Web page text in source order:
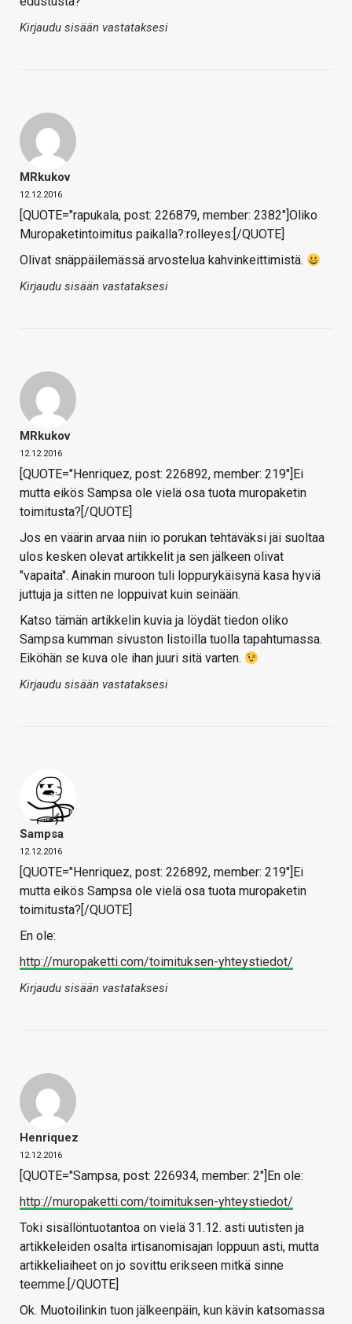
Kirjaudu sisään vastataksesi
MRkukov
12.12.2016
[QUOTE="rapukala, post: 226879, member: 2382"]Oliko
Muropaketintoimitus paikalla?:rolleyes:[/QUOTE]
Olivat snäppäilemässä arvostelua kahvinkeittimistä.
Kirjaudu sisään vastataksesi
MRkukov
12.12.2016
[QUOTE="Henriquez, post: 226892, member: 219"]Ei
mutta eikös Sampsa ole vielä osa tuota muropaketin
toimitusta?[/QUOTE]
Jos en väärin arvaa niin io porukan tehtäväksi jäi suoltaa
ulos kesken olevat artikkelit ja sen jälkeen olivat
"vapaita". Ainakin muroon tuli loppurykäisynä kasa hyviä
juttuja ja sitten ne loppuivat kuin seinään.
Katso tämän artikkelin kuvia ja löydät tiedon oliko
Sampsa kumman sivuston listoilla tuolla tapahtumassa.
Eiköhän se kuva ole ihan juuri sitä varten.
Kirjaudu sisään vastataksesi
Sampsa
12.12.2016
[QUOTE="Henriquez, post: 226892, member: 219"]Ei
mutta eikös Sampsa ole vielä osa tuota muropaketin
toimitusta?[/QUOTE]
En ole:
http://muropaketti.com/toimituksen-yhteystiedot/
Kirjaudu sisään vastataksesi
Henriquez
12.12.2016
[QUOTE="Sampsa, post: 226934, member: 2"]En ole:
http://muropaketti.com/toimituksen-yhteystiedot/
Toki sisällöntuotantoa on vielä 31.12. asti uutisten ja
artikkeleiden osalta irtisanomisajan loppuun asti, mutta
artikkeliaiheet on jo sovittu erikseen mitkä sinne
teemme.[/QUOTE]
Ok. Muotoilinkin tuon jälkeenpäin, kun kävin katsomassa